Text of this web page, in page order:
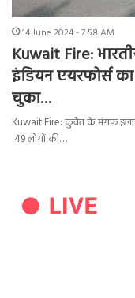
14 June 2024 - 7:58 AM
Kuwait Fire:
इंडियन एयरफोर्स
चुका…
Kuwait Fire: कुवैत के मंगफ
49 लोगों की…